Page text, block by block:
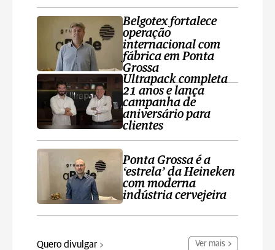
Belgotex fortalece
operação
internacional com
fábrica em Ponta
Grossa
Ultrapack completa
21 anos e lança
campanha de
aniversário para
clientes
Ponta Grossa é a
‘estrela’ da Heineken
com moderna
indústria cervejeira
Quero divulgar Ver mais